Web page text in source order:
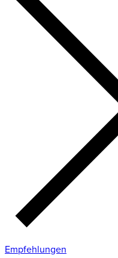
Empfehlungen